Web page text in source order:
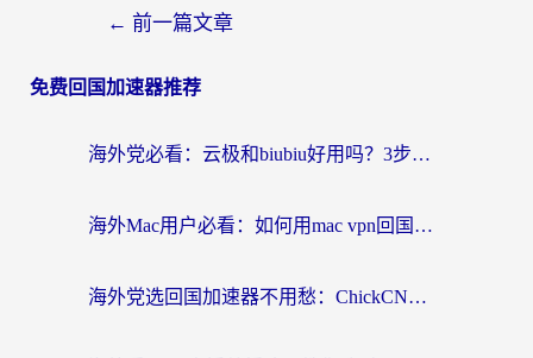
← 前一篇文章
免费回国加速器推荐
海外党必看：云极和biubiu好用吗？3步选对回国加速器，无缝刷国内剧玩手游
海外Mac用户必看：如何用mac vpn回国实现无缝刷国内剧玩国服？
海外党选回国加速器不用愁：ChickCN和SpeedCN好用吗？实测对比+避坑指南